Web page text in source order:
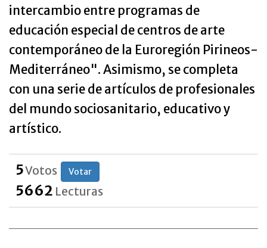
intercambio entre programas de
educación especial de centros de arte
contemporáneo de la Euroregión Pirineos-
Mediterráneo". Asimismo, se completa
con una serie de artículos de profesionales
del mundo sociosanitario, educativo y
artístico.
5Votos Votar
5662 Lecturas